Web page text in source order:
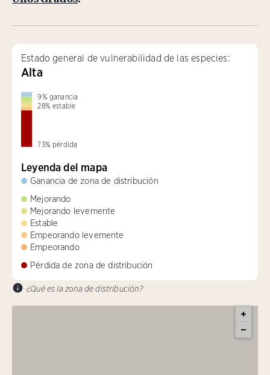
Estado general de vulnerabilidad de las especies:
Alta
9% ganancia
28% estable
73% pérdida
Leyenda del mapa
Ganancia de zona de distribución
Mejorando
Mejorando levemente
Estable
Empeorando levemente
Empeorando
Pérdida de zona de distribución
¿Qué es la zona de distribución?